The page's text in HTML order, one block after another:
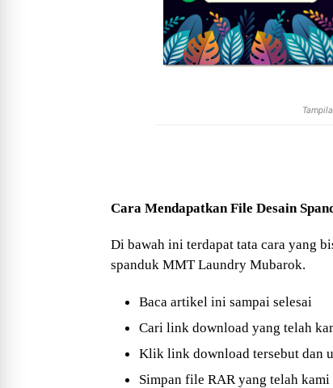
Cara Mendapatkan File Desain
Di bawah ini terdapat tata cara yang
spanduk MMT Laundry Mubarok.
Baca artikel ini sampai selesai
Cari link download yang telah
Klik link download tersebut dan
Simpan file RAR yang telah kami